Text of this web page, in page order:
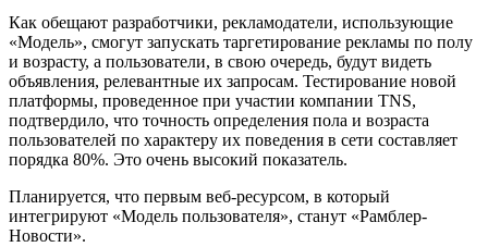
Как обещают разработчики, рекламодатели, использующие
«Модель», смогут запускать таргетирование рекламы по полу
и возрасту, а пользователи, в свою очередь, будут видеть
объявления, релевантные их запросам. Тестирование новой
платформы, проведенное при участии компании TNS,
подтвердило, что точность определения пола и возраста
пользователей по характеру их поведения в сети составляет
порядка 80%. Это очень высокий показатель.
Планируется, что первым веб-ресурсом, в который
интегрируют «Модель пользователя», станут «Рамблер-
Новости».